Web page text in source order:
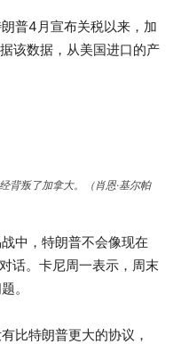
普4月宣布关税以来，加
该数据，从美国进口的产
背叛了加拿大。（肖恩·基尔帕
中，特朗普不会像现在
话。卡尼周一表示，周末
。
比特朗普更大的协议，